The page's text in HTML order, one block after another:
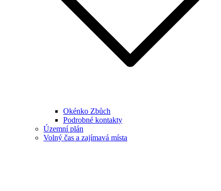
Okénko Zbůch
Podrobné kontakty
Územní plán
Volný čas a zajímavá místa